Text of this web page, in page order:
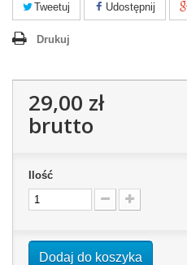
Tweetuj Udostępnij
Drukuj
29,00 zł
brutto
Ilość
Dodaj do koszyka